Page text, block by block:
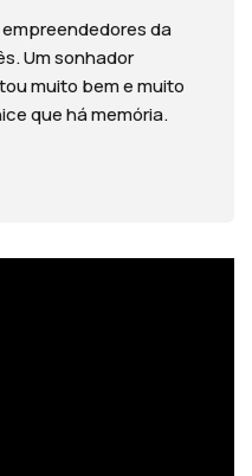
da
Um sonhador
muito bem e muito
que há memória.